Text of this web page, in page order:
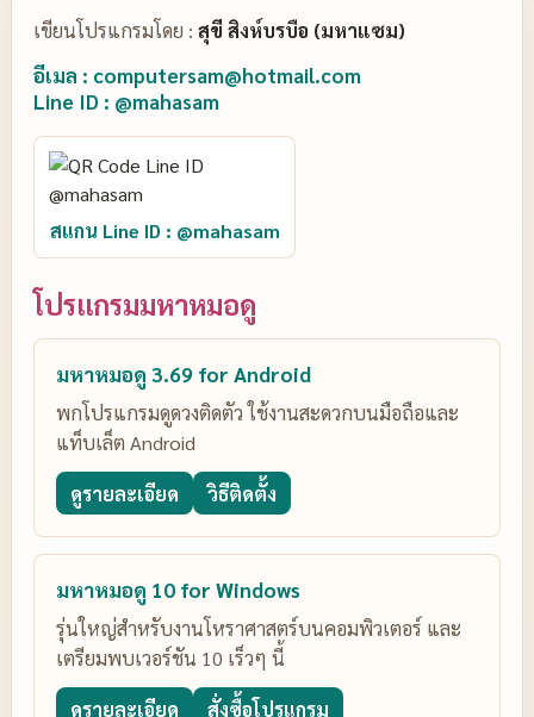
เขียนโปรแกรมโดย : สุขี สิงห์บรบือ (มหาแซม)
อีเมล : computersam@hotmail.com
Line ID : @mahasam
สแกน Line ID : @mahasam
โปรแกรมมหาหมอดู
มหาหมอดู 3.69 for Android
พกโปรแกรมดูดวงติดตัว ใช้งานสะดวกบนมือถือและ
แท็บเล็ต Android
ดูรายละเอียด วิธีติดตั้ง
มหาหมอดู 10 for Windows
รุ่นใหญ่สำหรับงานโหราศาสตร์บนคอมพิวเตอร์ และ
เตรียมพบเวอร์ชัน 10 เร็วๆ นี้
ดูรายละเอียด สั่งซื้อโปรแกรม